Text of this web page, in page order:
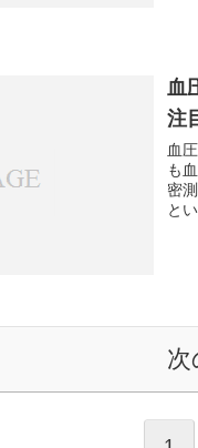
血
注
血
も
密測器
と
次